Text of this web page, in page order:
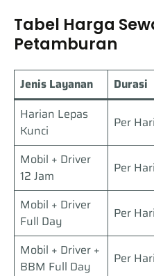
Tabel Harga
Petamburan
Jenis Layanan Durasi
Harian Lepas
Kunci
Per Hari
Mobil + Driver
12 Jam
Per Hari
Mobil + Driver
Full Day
Per Hari
Mobil + Driver +
BBM Full Day
Per Hari